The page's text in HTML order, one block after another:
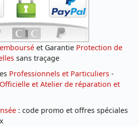
et Garantie Protection de
sans traçage
Professionnels et Particuliers -
Officielle et Atelier de réparation et
: code promo et offres spéciales